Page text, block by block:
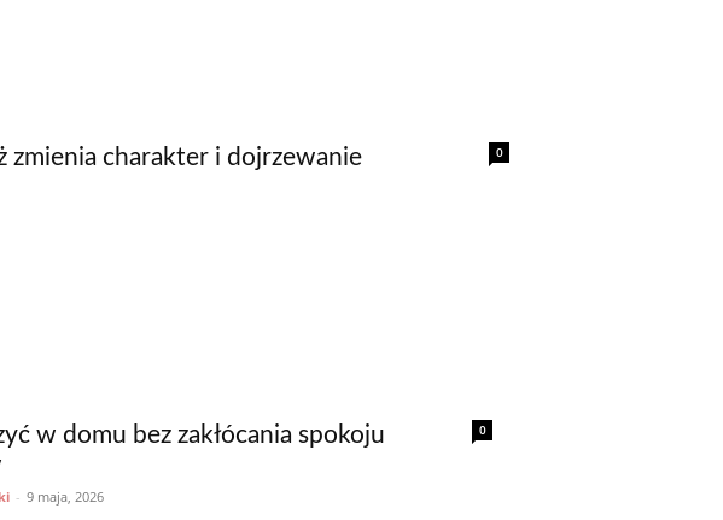
0
charakter i dojrzewanie
0
w domu bez zakłócania spokoju
- 9 maja, 2026